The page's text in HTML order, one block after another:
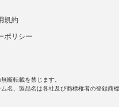
規約
ポリシー
断転載を禁じます。
名、製品名は各社及び商標権者の登録商標